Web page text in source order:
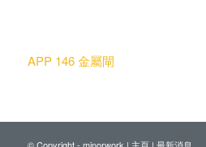
APP 146 金屬閘
© Copyright - minorwork | 主頁| 最新消息